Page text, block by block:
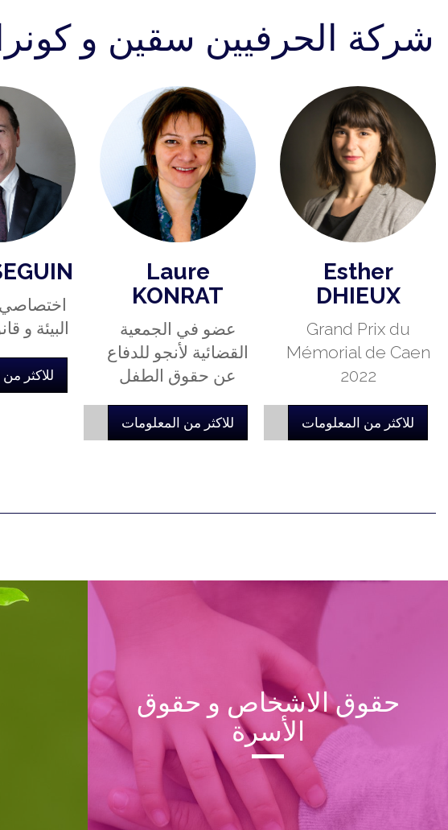
شركة الحرفيين سقين و
البيئة و
للاكثر
Laure
KONRAT
عضو في الجمعية
القضائية لأنجو للدفاع
عن حقوق الطفل
للاكثر من المعلومات
Esther
DHIEUX
Grand Prix du
Mémorial de Caen
2022
للاكثر من المعلومات
حقوق الاشخاص و حقوق
الأسرة